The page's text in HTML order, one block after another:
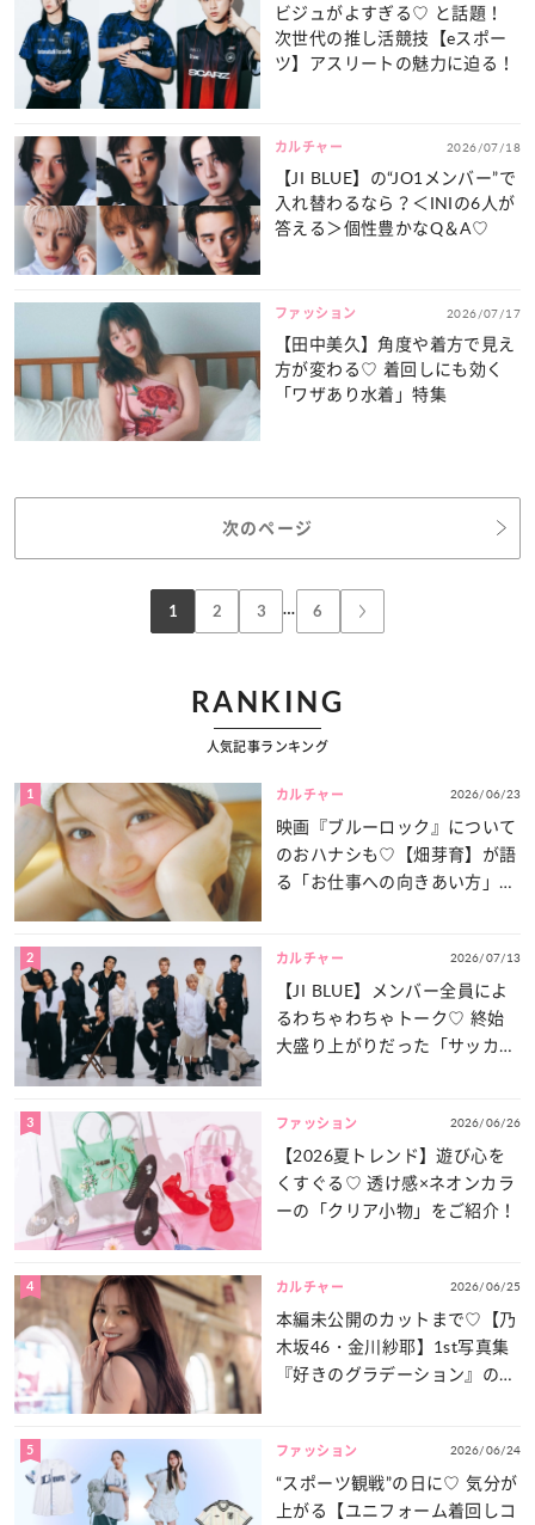
ビジュがよすぎる♡ と話題！
次世代の推し活競技【eスポー
ツ】アスリートの魅力に迫る！
カルチャー 2026/07/18
【JI BLUE】の“JO1メンバー”で
入れ替わるなら？＜INIの6人が
答える＞個性豊かなQ＆A♡
ファッション 2026/07/17
【田中美久】角度や着方で見え
方が変わる♡ 着回しにも効く
「ワザあり水着」特集
次のページ
1 2 3 … 6
RANKING
人気記事ランキング
1 カルチャー 2026/06/23
映画『ブルーロック』について
のおハナシも♡【畑芽育】が語
る「お仕事への向きあい方」と
2 カルチャー 2026/07/13
【JI BLUE】メンバー全員によ
るわちゃわちゃトーク♡ 終始
大盛り上がりだった「サッカー
3 ファッション 2026/06/26
【2026夏トレンド】遊び心を
くすぐる♡ 透け感×ネオンカラ
ーの「クリア小物」をご紹介！
4 カルチャー 2026/06/25
本編未公開のカットまで♡【乃
木坂46・金川紗耶】1st写真集
『好きのグラデーション』の魅
5 ファッション 2026/06/24
“スポーツ観戦”の日に♡ 気分が
上がる【ユニフォーム着回しコ